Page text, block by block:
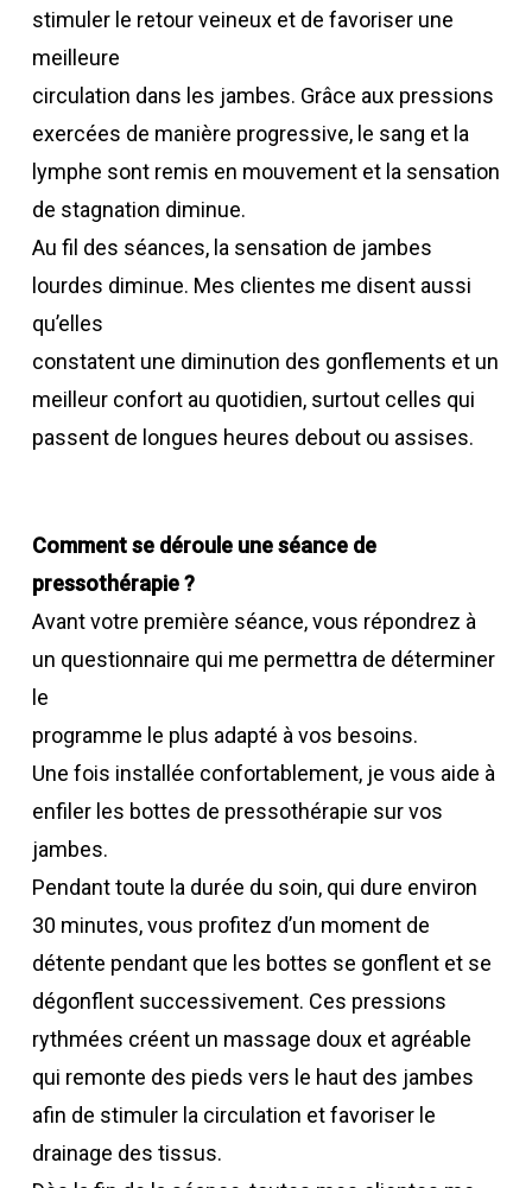
stimuler le retour veineux et de favoriser une
meilleure
circulation dans les jambes. Grâce aux pressions
exercées de manière progressive, le sang et la
lymphe sont remis en mouvement et la sensation
de stagnation diminue.
Au fil des séances, la sensation de jambes
lourdes diminue. Mes clientes me disent aussi
qu’elles
constatent une diminution des gonflements et un
meilleur confort au quotidien, surtout celles qui
passent de longues heures debout ou assises.
Comment se déroule une séance de
pressothérapie ?
Avant votre première séance, vous répondrez à
un questionnaire qui me permettra de déterminer
le
programme le plus adapté à vos besoins.
Une fois installée confortablement, je vous aide à
enfiler les bottes de pressothérapie sur vos
jambes.
Pendant toute la durée du soin, qui dure environ
30 minutes, vous profitez d’un moment de
détente pendant que les bottes se gonflent et se
dégonflent successivement. Ces pressions
rythmées créent un massage doux et agréable
qui remonte des pieds vers le haut des jambes
afin de stimuler la circulation et favoriser le
drainage des tissus.